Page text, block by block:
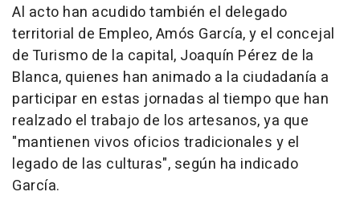
Al acto han acudido también el delegado
territorial de Empleo, Amós García, y el concejal
de Turismo de la capital, Joaquín Pérez de la
Blanca, quienes han animado a la ciudadanía a
participar en estas jornadas al tiempo que han
realzado el trabajo de los artesanos, ya que
"mantienen vivos oficios tradicionales y el
legado de las culturas", según ha indicado
García.